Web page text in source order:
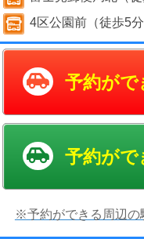
4区公園前（徒歩5分
予約がで
予約がで
※予約ができる周辺